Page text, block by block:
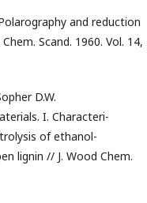
and reduction
Scand. 1960. Vol. 14,
D.W.
I. Characteri-
of ethanol-
lignin // J. Wood Chem.